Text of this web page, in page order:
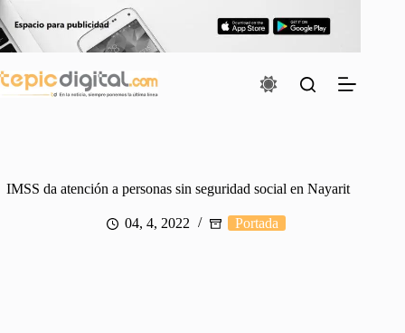
Saltar
al
contenido
IMSS da atención a personas sin seguridad social en Nayarit
04, 4, 2022 Portada